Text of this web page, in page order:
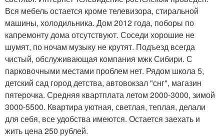
Вся мебель остается кроме телевизора, стиральной
машины, холодильника. Дом 2012 года, поборы по
капремонту дома отсутствуют. Соседи хорошие не
шумят, по ночам музыку не крутят. Подъезд всегда
чистый, обслуживающая компания мжк Сибири. С
парковочными местами проблем нет. Рядом школа 5,
детский сад город детства, автовокзал "снг", магазин
пятерочка. Средняя квартплата летом 2000-3000, зимой
3000-5500. Квартира уютная, светлая, теплая, делали
для себя, все удобства имеются. Остается заехать и
жить цена 250 рублей.